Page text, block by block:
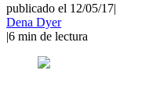
publicado el 12/05/17|
Dena Dyer
|6 min de lectura